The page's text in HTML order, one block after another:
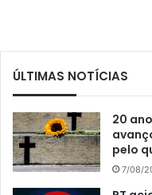
ÚLTIMAS NOTÍCIAS
20
pelo
7/08/